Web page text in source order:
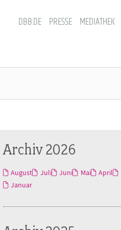
DBB.DE PRESSE MEDIATHEK
Archiv 2026
August Juli Juni Mai April
Januar